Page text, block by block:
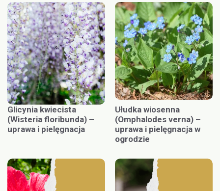
Glicynia kwiecista
(Wisteria floribunda) –
uprawa i pielęgnacja
Ułudka wiosenna
(Omphalodes verna) –
uprawa i pielęgnacja w
ogrodzie